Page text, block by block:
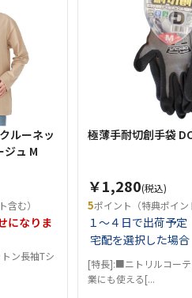
ルーネッ
ジュ M
含む）
になりま
ン長袖Tシ
極薄手耐切創手袋
￥1,280(税込)
5ポイント（特典ポイン
１～４日で出荷予定
宅配を選択した場合
[特長]:■ニトリルコー
業にも使える[...